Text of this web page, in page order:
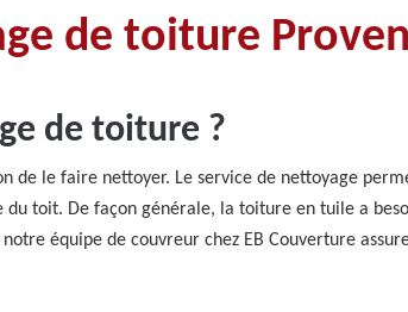
de toiture
de toiture ?
de le faire nettoyer. Le service de nettoyage
toit. De façon générale, la toiture en tuile a
équipe de couvreur chez EB Couverture